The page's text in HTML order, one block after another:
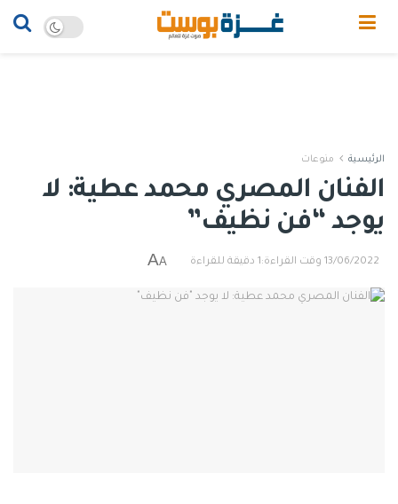
الرئيسية منوعات
الفنان المصري محمد عطية: لا
يوجد “فن نظيف”
13/06/2022 وقت القراءة:1 دقيقة للقراءة A
A